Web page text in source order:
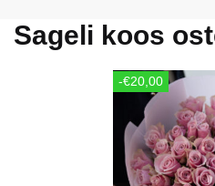
Sageli koos
-€20,00